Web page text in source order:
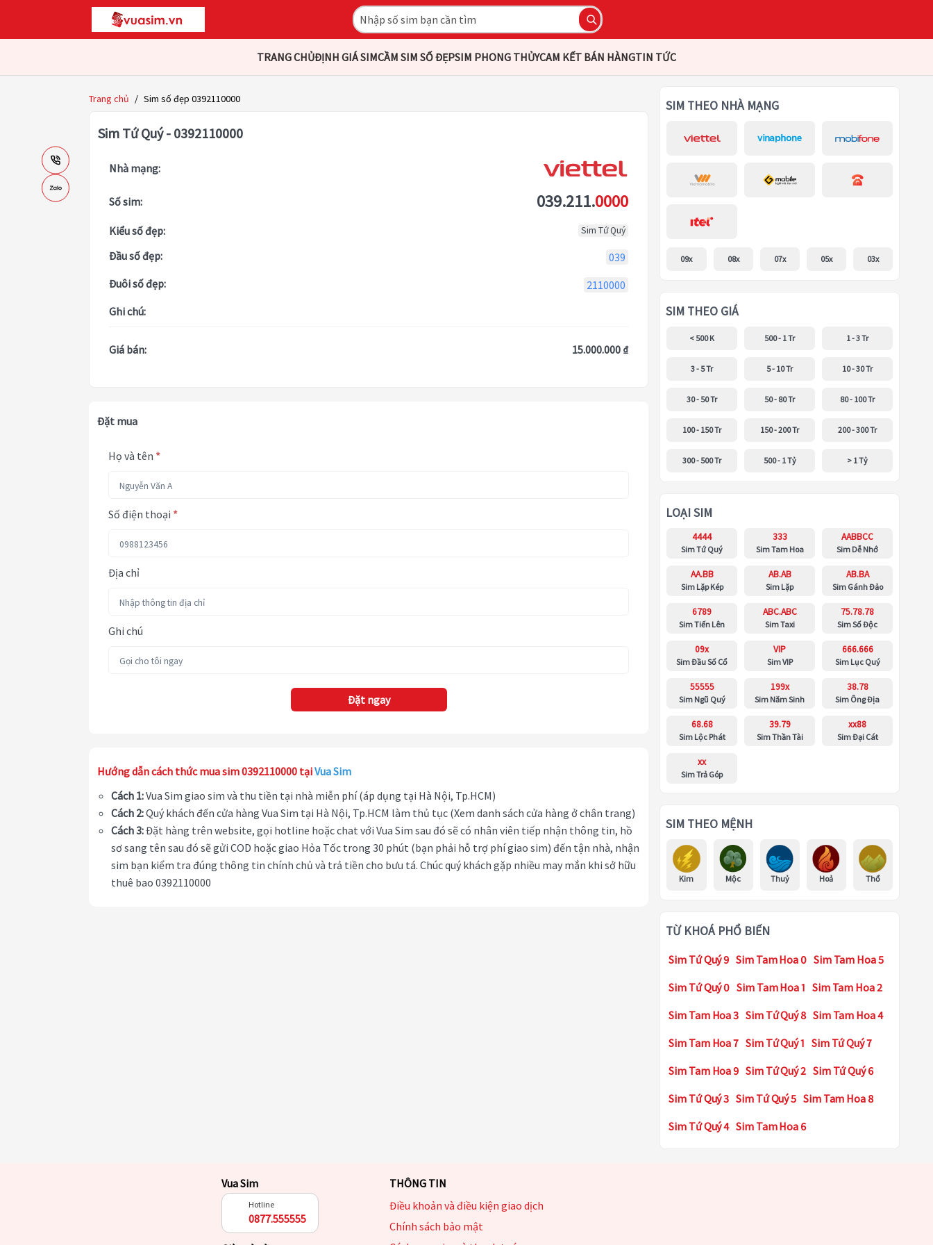
TRANG CHỦĐỊNH GIÁ SIMCẦM SIM SỐ ĐẸPSIM PHONG THỦYCAM KẾT BÁN HÀNGTIN TỨC
Trang chủ / Sim số đẹp 0392110000
Sim Tứ Quý - 0392110000
Nhà mạng:
Số sim: 039.211.0000
Kiểu số đẹp: Sim Tứ Quý
Đầu số đẹp:
039
Đuôi số đẹp:
2110000
Ghi chú:
Giá bán: 15.000.000 ₫
Đặt mua
Họ và tên *
Số điện thoại *
Địa chỉ
Ghi chú
Đặt ngay
Hướng dẫn cách thức mua sim 0392110000 tạiVua Sim
Cách 1:Vua Sim giao sim và thu tiền tại nhà miễn phí (áp dụng tại Hà Nội, Tp.HCM)
Cách 2:Quý khách đến cửa hàng Vua Sim tại Hà Nội, Tp.HCM làm thủ tục (Xem danh sách cửa hàng ở chân trang)
Cách 3:Đặt hàng trên website, gọi hotline hoặc chat với Vua Sim sau đó sẽ có nhân viên tiếp nhận thông tin, hồ
sơ sang tên sau đó sẽ gửi COD hoặc giao Hỏa Tốc trong 30 phút (bạn phải hỗ trợ phí giao sim) đến tận nhà, nhận
sim bạn kiểm tra đúng thông tin chính chủ và trả tiền cho bưu tá. Chúc quý khách gặp nhiều may mắn khi sở hữu
thuê bao 0392110000
SIM THEO NHÀ MẠNG
09x 08x 07x 05x 03x
SIM THEO GIÁ
< 500 K 500 - 1 Tr 1 - 3 Tr
3 - 5 Tr 5 - 10 Tr 10 - 30 Tr
30 - 50 Tr 50 - 80 Tr 80 - 100 Tr
100 - 150 Tr 150 - 200 Tr 200 - 300 Tr
300 - 500 Tr 500 - 1 Tỷ > 1 Tỷ
LOẠI SIM
4444
Sim Tứ Quý
333
Sim Tam Hoa
AABBCC
Sim Dễ Nhớ
AA.BB
Sim Lặp Kép
AB.AB
Sim Lặp
AB.BA
Sim Gánh Đảo
6789
Sim Tiến Lên
ABC.ABC
Sim Taxi
75.78.78
Sim Số Độc
09x
Sim Đầu Số Cổ
VIP
Sim VIP
666.666
Sim Lục Quý
55555
Sim Ngũ Quý
199x
Sim Năm Sinh
38.78
Sim Ông Địa
68.68
Sim Lộc Phát
39.79
Sim Thần Tài
xx88
Sim Đại Cát
xx
Sim Trả Góp
SIM THEO MỆNH
Kim Mộc Thuỷ Hoả Thổ
TỪ KHOÁ PHỔ BIẾN
Sim Tứ Quý 9 Sim Tam Hoa 0 Sim Tam Hoa 5
Sim Tứ Quý 0 Sim Tam Hoa 1 Sim Tam Hoa 2
Sim Tam Hoa 3 Sim Tứ Quý 8 Sim Tam Hoa 4
Sim Tam Hoa 7 Sim Tứ Quý 1 Sim Tứ Quý 7
Sim Tam Hoa 9 Sim Tứ Quý 2 Sim Tứ Quý 6
Sim Tứ Quý 3 Sim Tứ Quý 5 Sim Tam Hoa 8
Sim Tứ Quý 4 Sim Tam Hoa 6
Vua Sim
Hotline
0877.555555
THÔNG TIN
Điều khoản và điều kiện giao dịch
Chính sách bảo mật